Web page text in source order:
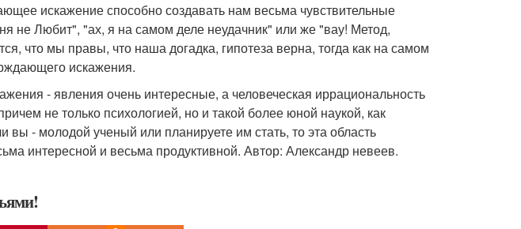
искажение способно создавать нам весьма чувствительные
не Любит", "ах, я на самом деле неудачник" или же "вау! Метод,
что мы правы, что наша догадка, гипотеза верна, тогда как на самом
искажения.
- явления очень интересные, а человеческая иррациональность
не только психологией, но и такой более юной наукой, как
вы - молодой ученый или планируете им стать, то эта область
интересной и весьма продуктивной. Автор: Александр невеев.